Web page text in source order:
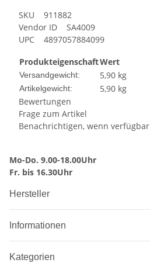
SKU 911882
Vendor ID SA4009
UPC 4897057884099
ProdukteigenschaftWert
Versandgewicht: 5,90 kg
Artikelgewicht: 5,90 kg
Bewertungen
Frage zum Artikel
Benachrichtigen, wenn verfügbar
Mo-Do. 9.00-18.00Uhr
Fr. bis 16.30Uhr
Hersteller
Informationen
Kategorien